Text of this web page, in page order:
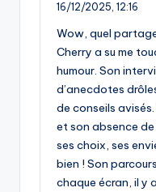
16/12/2025, 12:16
Wow, quel
Cherry a su me
humour. Son
d’anecdotes
de conseils
et son absence de
ses choix, ses
bien ! Son
chaque écran, il y